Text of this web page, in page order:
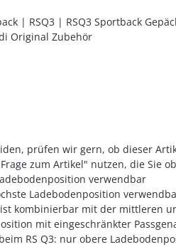
| RSQ3 | RSQ3 Sportback
Original Zubehör
prüfen wir gern, ob dieser
zum Artikel" nutzen, die Sie
verwendbar
Ladebodenposition
kombinierbar mit der mittleren
mit eingeschränkter
RS Q3: nur obere